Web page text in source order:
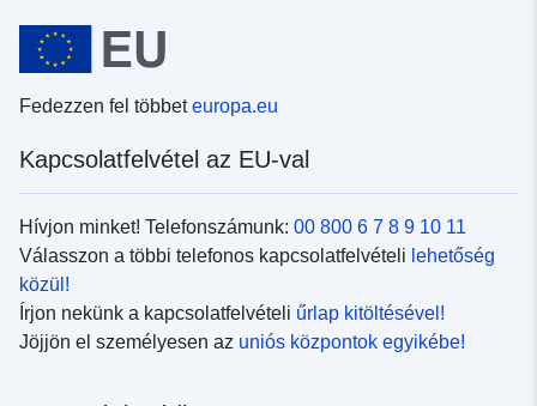
Fedezzen fel többeteuropa.eu
Kapcsolatfelvétel az EU-val
Hívjon minket! Telefonszámunk: 00 800 6 7 8 9 10 11
Válasszon a többi telefonos kapcsolatfelvételi lehetőség
közül!
Írjon nekünk a kapcsolatfelvételi űrlap kitöltésével!
Jöjjön el személyesen az uniós központok egyikébe!